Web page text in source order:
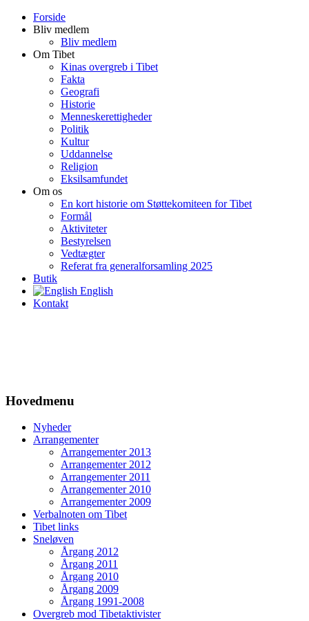
Forside
Bliv medlem
Bliv medlem
Om Tibet
Kinas overgreb i Tibet
Fakta
Geografi
Historie
Menneskerettigheder
Politik
Kultur
Uddannelse
Religion
Eksilsamfundet
Om os
En kort historie om Støttekomiteen for Tibet
Formål
Aktiviteter
Bestyrelsen
Vedtægter
Referat fra generalforsamling 2025
Butik
English
Kontakt
Hovedmenu
Nyheder
Arrangementer
Arrangementer 2013
Arrangementer 2012
Arrangementer 2011
Arrangementer 2010
Arrangementer 2009
Verbalnoten om Tibet
Tibet links
Sneløven
Årgang 2012
Årgang 2011
Årgang 2010
Årgang 2009
Årgang 1991-2008
Overgreb mod Tibetaktivister